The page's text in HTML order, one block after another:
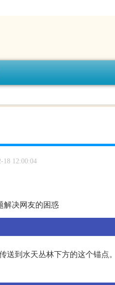
18 12:00:04
解决网友的困惑
送到水天丛林下方的这个锚